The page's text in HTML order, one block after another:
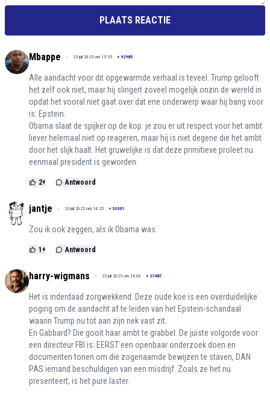
PLAATS REACTIE
Mbappe 23 juli 2025 om 15:55 + 92985
Alle aandacht voor dit opgewarmde verhaal is teveel. Trump gelooft
het zelf ook niet, maar hij slingert zoveel mogelijk onzin de wereld in
opdat het vooral niet gaat over dat ene onderwerp waar hij bang voor
is: Epstein.
Obama slaat de spijker op de kop: je zou er uit respect voor het ambt
liever helemaal niet op reageren, maar hij is niet degene die het ambt
door het slijk haalt. Het gruwelijke is dat deze primitieve proleet nu
eenmaal president is geworden.
2+ Antwoord
jantje 23 juli 2025 om 14:25 + 33301
Zou ik ook zeggen, als ik Obama was.
1+ Antwoord
harry-wigmans 23 juli 2025 om 14:06 + 27487
Het is inderdaad zorgwekkend. Deze oude koe is een overduidelijke
poging om de aandacht af te leiden van het Epstein-schandaal
waarin Trump nu tot aan zijn nek vast zit.
En Gabbard? Die gooit haar ambt te grabbel. De juiste volgorde voor
een directeur FBI is: EERST een openbaar onderzoek doen en
documenten tonen om die zogenaamde bewijzen te staven, DAN
PAS iemand beschuldigen van een misdrijf. Zoals ze het nu
presenteert, is het pure laster.